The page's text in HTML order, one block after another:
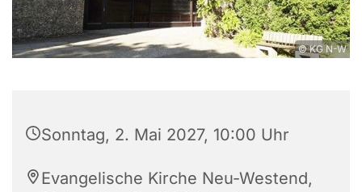
© KG N-W
Sonntag, 2. Mai 2027, 10:00 Uhr
Evangelische Kirche Neu-Westend,